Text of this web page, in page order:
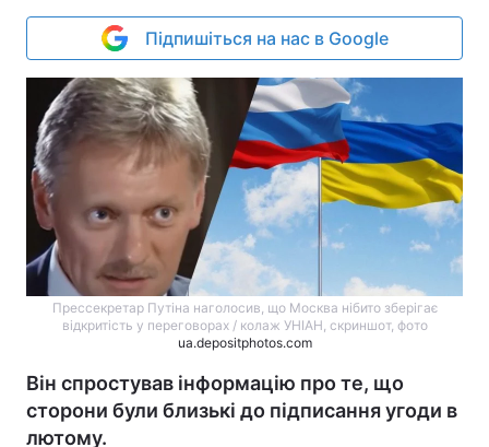
Підпишіться на нас в Google
Прессекретар Путіна наголосив, що Москва нібито зберігає
відкритість у переговорах / колаж УНІАН, скриншот, фото
ua.depositphotos.com
Він спростував інформацію про те, що
сторони були близькі до підписання угоди в
лютому.